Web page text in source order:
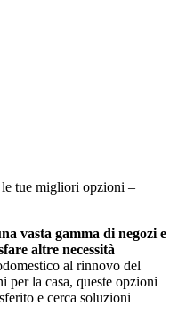
tue migliori opzioni –
vasta gamma di negozi e
altre necessità
al rinnovo del
per la casa, queste opzioni
e cerca soluzioni